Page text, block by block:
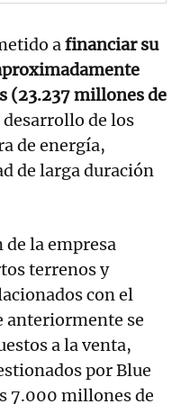
afinanciar su
(23.237 millones de
desarrollo de los
de energía,
de larga duración
la empresa
terrenos y
con el
anteriormente se
a la venta,
por Blue
7.000 millones de